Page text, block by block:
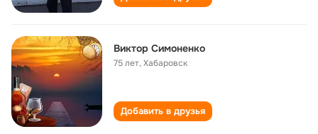
Виктор Симоненко
75 лет,Хабаровск
Добавить в друзья